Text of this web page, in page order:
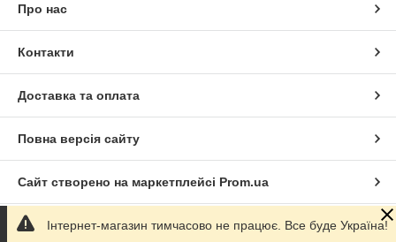
Про нас
Контакти
Доставка та оплата
Повна версія сайту
Сайт створено на маркетплейсі Prom.ua
Політика конфіденційності
Інтернет-магазин тимчасово не працює. Все буде Україна!